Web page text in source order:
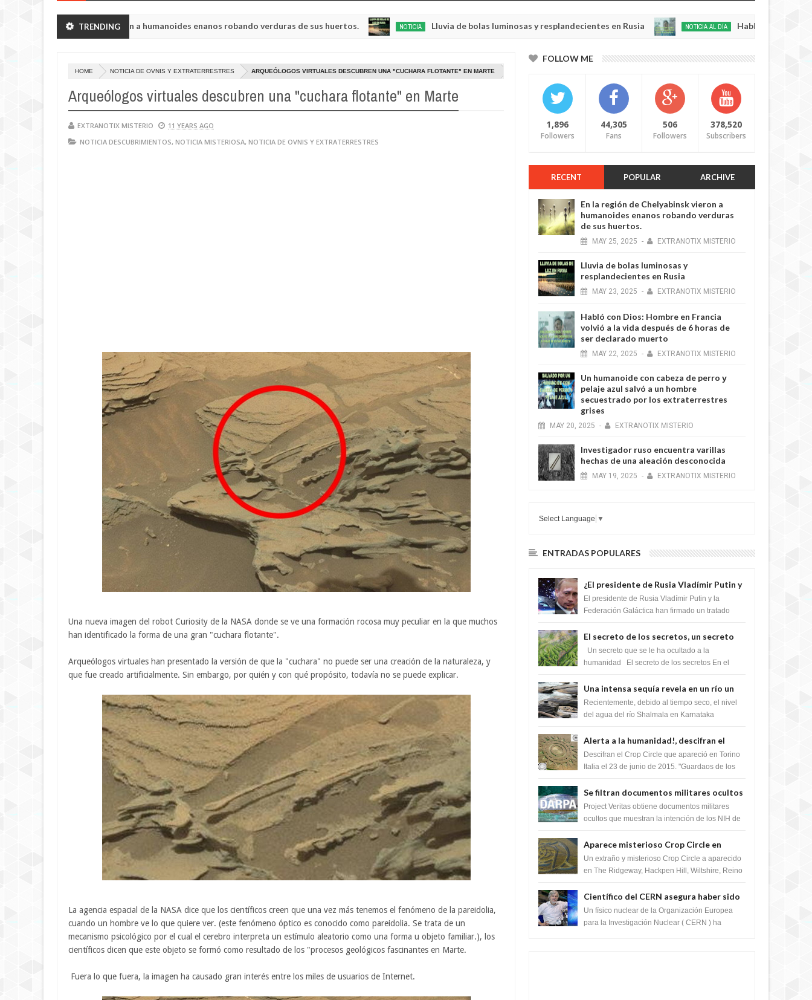
TRENDING
de Chelyabinsk vieron a humanoides enanos robando verduras de sus huertos. NOTICIA Lluvia de bolas luminosas y resplandecientes en Rusia
20250
NOTICIA AL DÍA Habló con Dios: Hombre en
HOME NOTICIA DE OVNIS Y EXTRATERRESTRES ARQUEÓLOGOS VIRTUALES DESCUBREN UNA "CUCHARA FLOTANTE" EN MARTE
Arqueólogos virtuales descubren una "cuchara flotante" en Marte
EXTRANOTIX MISTERIO
11 YEARS AGO
NOTICIA DESCUBRIMIENTOS, NOTICIA MISTERIOSA, NOTICIA DE OVNIS Y EXTRATERRESTRES
Una nueva imagen del robot Curiosity de la NASA donde se ve una formación rocosa muy peculiar en la que muchos
han identificado la forma de una gran "cuchara flotante".
Arqueólogos virtuales han presentado la versión de que la "cuchara" no puede ser una creación de la naturaleza, y
que fue creado artificialmente. Sin embargo, por quién y con qué propósito, todavía no se puede explicar.
La agencia espacial de la NASA dice que los científicos creen que una vez más tenemos el fenómeno de la pareidolia,
cuando un hombre ve lo que quiere ver. (este fenómeno óptico es conocido como pareidolia. Se trata de un
mecanismo psicológico por el cual el cerebro interpreta un estímulo aleatorio como una forma u objeto familiar.), los
científicos dicen que este objeto se formó como resultado de los "procesos geológicos fascinantes en Marte.
Fuera lo que fuera, la imagen ha causado gran interés entre los miles de usuarios de Internet.
FOLLOW ME
1,896
Followers
44,305
Fans
506
Followers
378,520
Subscribers
RECENT POPULAR ARCHIVE
En la región de Chelyabinsk vieron a
humanoides enanos robando verduras
de sus huertos.
MAY 25, 2025 - EXTRANOTIX MISTERIO
Lluvia de bolas luminosas y
resplandecientes en Rusia
MAY 23, 2025 - EXTRANOTIX MISTERIO
Habló con Dios: Hombre en Francia
volvió a la vida después de 6 horas de
ser declarado muerto
MAY 22, 2025 - EXTRANOTIX MISTERIO
Un humanoide con cabeza de perro у
pelaje azul salvó a un hombre
secuestrado por los extraterrestres
grises
MAY 20, 2025 - EXTRANOTIX MISTERIO
Investigador ruso encuentra varillas
hechas de una aleación desconocida
MAY 19, 2025 - EXTRANOTIX MISTERIO
Select Language ▼
ENTRADAS POPULARES
¿El presidente de Rusia Vladímir Putin y
la Federación Galactica han firmado un
tratado para acabar con los Sionistas?
El presidente de Rusia Vladímir Putin y la
Federación Galáctica han firmado un tratado
Si...
El secreto de los secretos, un secreto
que cambiaría por completo el destino
de la humanidad
Un secreto que se le ha ocultado a la
humanidad El secreto de los secretos En el
m...
Una intensa sequía revela en un río un
impresionante hallazgo de miles de
Shiva Lingas
Recientemente, debido al tiempo seco, el nivel
del agua del río Shalmala en Karnataka
Shiv...
Alerta a la humanidad!, descifran el
mensaje del Crop Circle de Torino ,Italia
Descifran el Crop Circle que apareció en Torino
Italia el 23 de junio de 2015. "Guardaos de los
Se filtran documentos militares ocultos
que muestran la intención de los NIH de
crear el SARS-CoV-2, utilizando la
Project Veritas obtiene documentos militares
ocultos que muestran la intención de los NIH de
Aparece misterioso Crop Circle en
Reino Unido 23 de junio 2016
Un extraño y misterioso Crop Circle a aparecido
en The Ridgeway, Hackpen Hill, Wiltshire, Reino
Científico del CERN asegura haber sido
ayudado por seres de luz durante una
prueba del Colisionador de Hadrones
Un físico nuclear de la Organización Europea
para la Investigación Nuclear ( CERN ) ha